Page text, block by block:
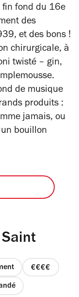
fin fond du 16e
des
et des bons !
chirurgicale, à
twisté – gin,
de musique
produits :
jamais, ou
bouillon
prix